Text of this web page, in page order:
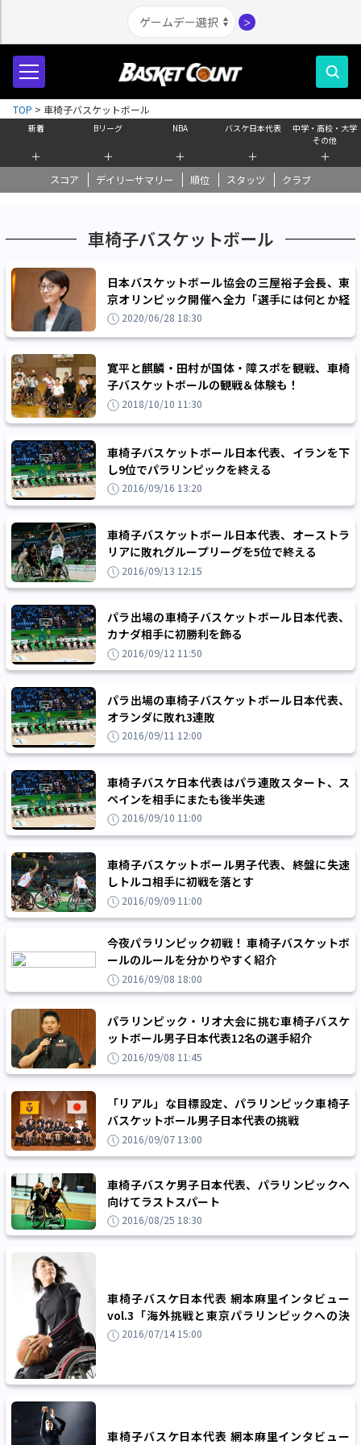
＞
新着
＋
Bリーグ
＋
NBA
＋
バスケ日本代表
＋
中学・高校・大学
その他
＋
スコア デイリーサマリー 順位 スタッツ クラブ
TOP > 車椅子バスケットボール
車椅子バスケットボール
日本バスケットボール協会の三屋裕子会長、東
京オリンピック開催へ全力「選手には何とか経
験させたい」
2020/06/28 18:30
寛平と麒麟・田村が国体・障スポを観戦、車椅
子バスケットボールの観戦＆体験も！
2018/10/10 11:30
車椅子バスケットボール日本代表、イランを下
し9位でパラリンピックを終える
2016/09/16 13:20
車椅子バスケットボール日本代表、オーストラ
リアに敗れグループリーグを5位で終える
2016/09/13 12:15
パラ出場の車椅子バスケットボール日本代表、
カナダ相手に初勝利を飾る
2016/09/12 11:50
パラ出場の車椅子バスケットボール日本代表、
オランダに敗れ3連敗
2016/09/11 12:00
車椅子バスケ日本代表はパラ連敗スタート、ス
ペインを相手にまたも後半失速
2016/09/10 11:00
車椅子バスケットボール男子代表、終盤に失速
しトルコ相手に初戦を落とす
2016/09/09 11:00
今夜パラリンピック初戦！ 車椅子バスケットボ
ールのルールを分かりやすく紹介
2016/09/08 18:00
パラリンピック・リオ大会に挑む車椅子バスケ
ットボール男子日本代表12名の選手紹介
2016/09/08 11:45
「リアル」な目標設定、パラリンピック車椅子
バスケットボール男子日本代表の挑戦
2016/09/07 13:00
車椅子バスケ男子日本代表、パラリンピックへ
向けてラストスパート
2016/08/25 18:30
車椅子バスケ日本代表 網本麻里インタビュー
vol.3「海外挑戦と東京パラリンピックへの決
意」2016/07/14 15:00
車椅子バスケ日本代表 網本麻里インタビュー